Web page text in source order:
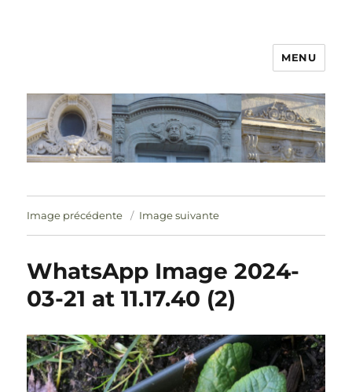
MENU
Image précédente Image suivante
WhatsApp Image 2024-
03-21 at 11.17.40 (2)